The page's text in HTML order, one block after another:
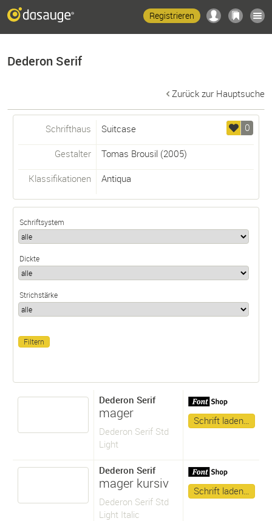
Registrieren
Dederon Serif
Zurück zur Hauptsuche
0
Schrifthaus Suitcase
Gestalter Tomas Brousil(2005)
Klassifikationen Antiqua
Schriftsystem
Dickte
Strichstärke
Dederon Serif
mager
Dederon Serif Std
Light
Schrift laden…
Dederon Serif
mager kursiv
Dederon Serif Std
Light Italic
Schrift laden…